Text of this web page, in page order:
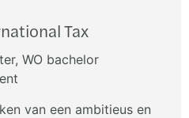
Tax
WO bachelor
van een ambitieus en